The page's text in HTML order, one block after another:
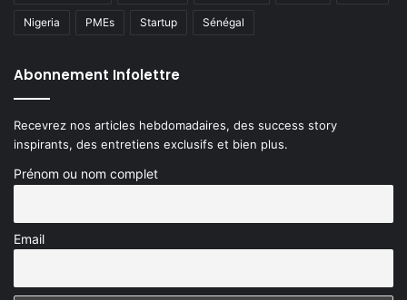
Nigeria PMEs Startup Sénégal
Abonnement Infolettre
Recevrez nos articles hebdomadaires, des success story
inspirants, des entretiens exclusifs et bien plus.
Prénom ou nom complet
Email